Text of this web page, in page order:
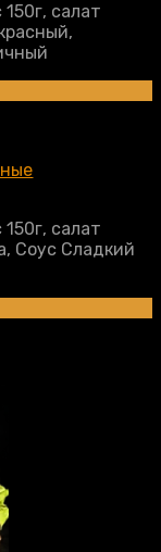
салат
салат
Соус Сладкий